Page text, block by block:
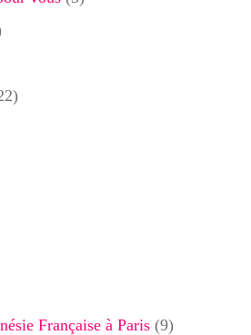
Française à Paris (9)